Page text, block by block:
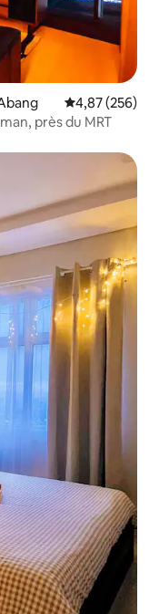
Évaluation
4,87 (256)
près du MRT